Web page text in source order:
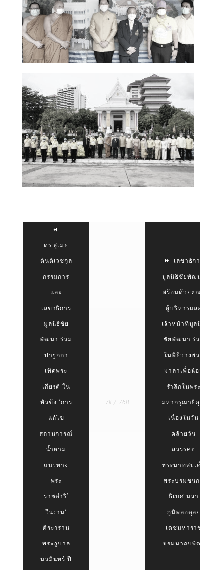
ดร.สุเมธ
ตันติเวชกุล
กรรมการ
และ
เลขาธิการ
มูลนิธิชัย
พัฒนา ร่วม
ปาฐกถา
เทิดพระ
เกียรติ ใน
หัวข้อ “การ
แก้ไข
สถานการณ์
น้ำตาม
แนวทาง
พระ
ราชดำริ”
ในงาน“
ศิระกราน
พระภูบาล
นวมินทร์ ปี
78 / 768
เลขาธิการ
มูลนิธิชัยพัฒนา
พร้อมด้วยคณะ
ผู้บริหารและ
เจ้าหน้าที่มูลนิธิ
ชัยพัฒนา ร่วม
ในพิธีวางพวง
มาลาเพื่อน้อม
รำลึกในพระ
มหากรุณาธิคุณ
เนื่องในวัน
คล้ายวัน
สวรรคต
พระบาทสมเด็จ
พระบรมชนกา
ธิเบศ มหา
ภูมิพลอดุลย
เดชมหาราช
บรมนาถบพิตร